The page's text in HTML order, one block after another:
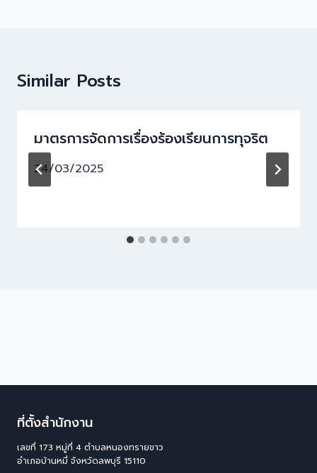
Similar Posts
มาตรการจัดการเรื่องร้องเรียนการทุจริต
24/03/2025
ที่ตั้งสำนักงาน
เลขที่ 173 หมู่ที่ 4 ตําบลหนองทรายขาว
อําเภอบ้านหมี่ จังหวัดลพบุรี 15110